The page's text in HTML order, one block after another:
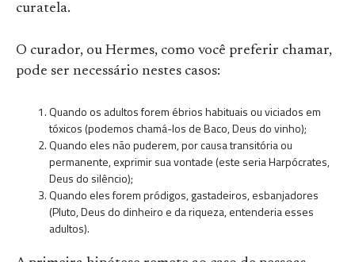
curatela.
O curador, ou Hermes, como você preferir chamar,
pode ser necessário nestes casos:
Quando os adultos forem ébrios habituais ou viciados em
tóxicos (podemos chamá-los de Baco, Deus do vinho);
Quando eles não puderem, por causa transitória ou
permanente, exprimir sua vontade (este seria Harpócrates,
Deus do silêncio);
Quando eles forem pródigos, gastadeiros, esbanjadores
(Pluto, Deus do dinheiro e da riqueza, entenderia esses
adultos).